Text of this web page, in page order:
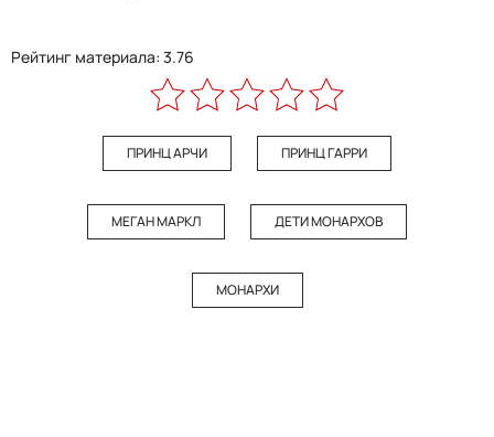
Рейтинг материала: 3.76
ПРИНЦ АРЧИ ПРИНЦ ГАРРИ
МЕГАН МАРКЛ ДЕТИ МОНАРХОВ
МОНАРХИ